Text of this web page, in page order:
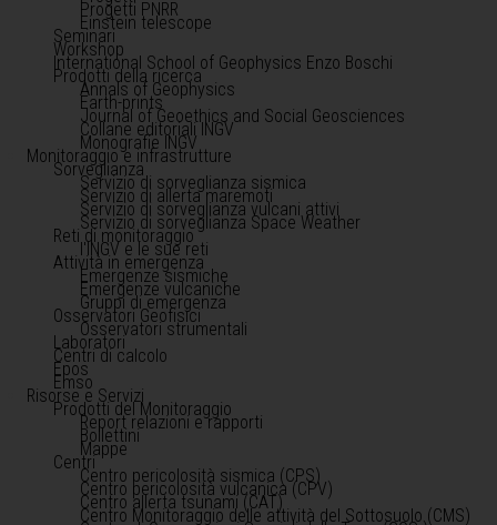
Progetti PNRR
Einstein telescope
Seminari
Workshop
International School of Geophysics Enzo Boschi
Prodotti della ricerca
Annals of Geophysics
Earth-prints
Journal of Geoethics and Social Geosciences
Collane editoriali INGV
Monografie INGV
Monitoraggio e infrastrutture
Sorveglianza
Servizio di sorveglianza sismica
Servizio di allerta maremoti
Servizio di sorveglianza vulcani attivi
Servizio di sorveglianza Space Weather
Reti di monitoraggio
l'INGV e le sue reti
Attività in emergenza
Emergenze sismiche
Emergenze vulcaniche
Gruppi di emergenza
Osservatori Geofisici
Osservatori strumentali
Laboratori
Centri di calcolo
Epos
Emso
Risorse e Servizi
Prodotti del Monitoraggio
Report relazioni e rapporti
Bollettini
Mappe
Centri
Centro pericolosità sismica (CPS)
Centro pericolosità vulcanica (CPV)
Centro allerta tsunami (CAT)
Centro Monitoraggio delle attività del Sottosuolo (CMS)